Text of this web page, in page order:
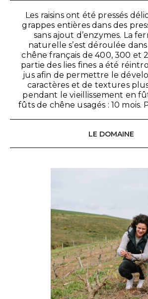
Les raisins ont été pressés
grappes entières dans des
sans ajout d’enzymes. La
naturelle s’est déroulée
chêne français de 400, 300 et
partie des lies fines a été
jus afin de permettre le
caractères et de textures
pendant le vieillissement en
fûts de chêne usagés : 10 mois.
LE DOMAINE